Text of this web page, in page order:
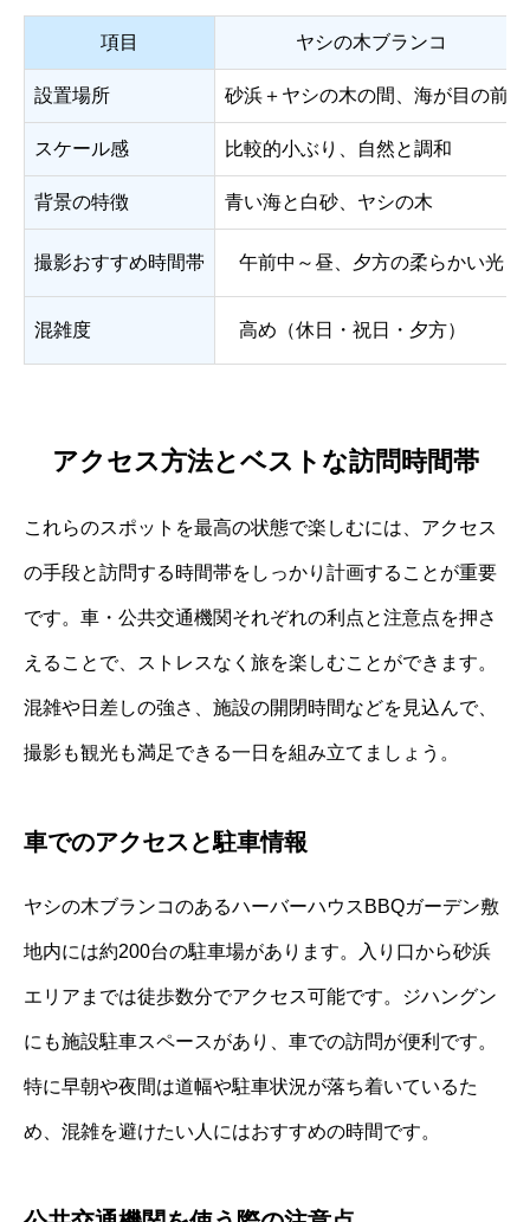
項目 ヤシの木ブランコ
設置場所 砂浜＋ヤシの木の間、海が目の前
スケール感 比較的小ぶり、自然と調和
背景の特徴 青い海と白砂、ヤシの木
撮影おすすめ時間帯 午前中～昼、夕方の柔らかい光
混雑度 高め（休日・祝日・夕方）
アクセス方法とベストな訪問時間帯
これらのスポットを最高の状態で楽しむには、アクセス
の手段と訪問する時間帯をしっかり計画することが重要
です。車・公共交通機関それぞれの利点と注意点を押さ
えることで、ストレスなく旅を楽しむことができます。
混雑や日差しの強さ、施設の開閉時間などを見込んで、
撮影も観光も満足できる一日を組み立てましょう。
車でのアクセスと駐車情報
ヤシの木ブランコのあるハーバーハウスBBQガーデン敷
地内には約200台の駐車場があります。入り口から砂浜
エリアまでは徒歩数分でアクセス可能です。ジハングン
にも施設駐車スペースがあり、車での訪問が便利です。
特に早朝や夜間は道幅や駐車状況が落ち着いているた
め、混雑を避けたい人にはおすすめの時間です。